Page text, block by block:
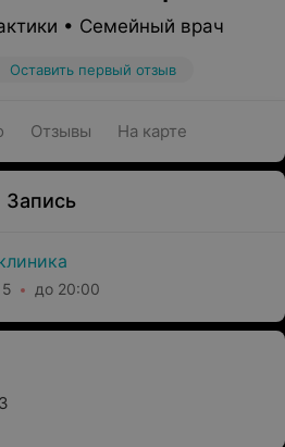
• Семейный врач
Оставить первый отзыв
Отзывы На карте
Запись
до 20:00